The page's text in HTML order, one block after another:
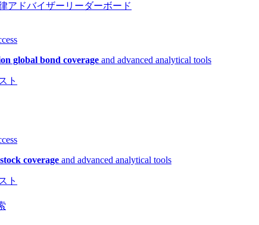
アドバイザーリーダーボード
global bond coverage and advanced analytical tools
ト
coverage and advanced analytical tools
ト